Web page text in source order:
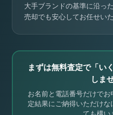
大手ブランドの基準に沿っ
売却でも安心してお任せいた
まずは無料査定で「い
しま
お名前と電話番号だけで
定結果にご納得いただけな